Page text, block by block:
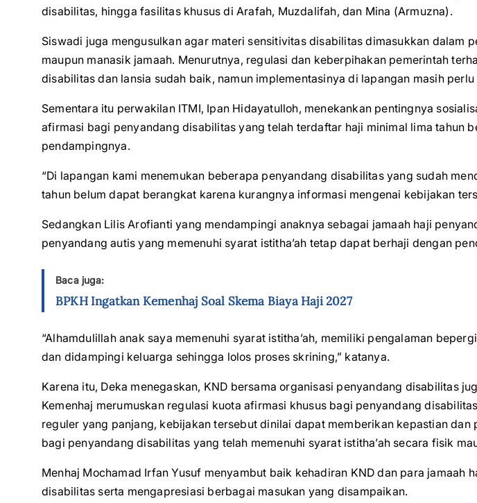
disabilitas, hingga fasilitas khusus di Arafah, Muzdalifah, dan Mina (Armuzna).
Siswadi juga mengusulkan agar materi sensitivitas disabilitas dimasukkan dalam
maupun manasik jamaah. Menurutnya, regulasi dan keberpihakan pemerintah
disabilitas dan lansia sudah baik, namun implementasinya di lapangan masih
Sementara itu perwakilan ITMI, Ipan Hidayatulloh, menekankan pentingnya
afirmasi bagi penyandang disabilitas yang telah terdaftar haji minimal lima tahun
pendampingnya.
“Di lapangan kami menemukan beberapa penyandang disabilitas yang sudah
tahun belum dapat berangkat karena kurangnya informasi mengenai kebijakan
Sedangkan Lilis Arofianti yang mendampingi anaknya sebagai jamaah haji
penyandang autis yang memenuhi syarat istitha’ah tetap dapat berhaji dengan
Baca juga:
BPKH Ingatkan Kemenhaj Soal Skema Biaya Haji 2027
“Alhamdulillah anak saya memenuhi syarat istitha’ah, memiliki pengalaman
dan didampingi keluarga sehingga lolos proses skrining,” katanya.
Karena itu, Deka menegaskan, KND bersama organisasi penyandang disabilitas
Kemenhaj merumuskan regulasi kuota afirmasi khusus bagi penyandang
reguler yang panjang, kebijakan tersebut dinilai dapat memberikan kepastian dan
bagi penyandang disabilitas yang telah memenuhi syarat istitha’ah secara fisik
Menhaj Mochamad Irfan Yusuf menyambut baik kehadiran KND dan para jamaah
disabilitas serta mengapresiasi berbagai masukan yang disampaikan.